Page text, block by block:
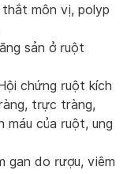
môn vị, polyp
sản ở ruột
chứng ruột kích
trực tràng,
máu của ruột, ung
gan do rượu, viêm